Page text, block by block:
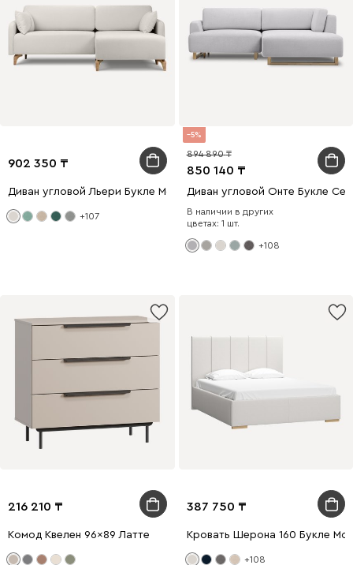
902 350
Диван угловой Льери Букле Молочный
+107
5
850 140
894 890
Диван угловой Онте Букле
В наличии в других
цветах: 1 шт.
+108
216 210
Комод Квелен 96x89 Латте
387 750
Кровать Шерона 160 Букле
+108